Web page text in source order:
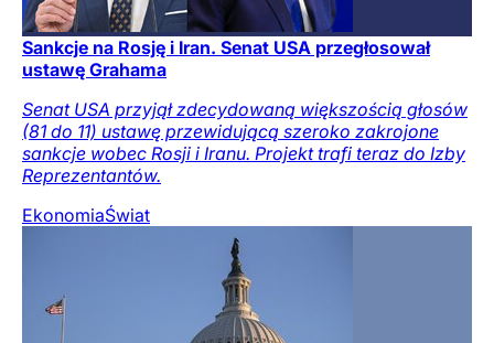
Sankcje na Rosję i Iran. Senat USA przegłosował
ustawę Grahama
Senat USA przyjął zdecydowaną większością głosów
(81 do 11) ustawę przewidującą szeroko zakrojone
sankcje wobec Rosji i Iranu. Projekt trafi teraz do Izby
Reprezentantów.
EkonomiaŚwiat